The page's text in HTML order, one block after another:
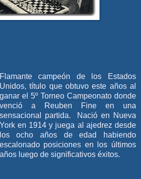
Flamante campeón de los Estados
Unidos, título que obtuvo este años al
ganar el 5º Torneo Campeonato donde
venció a Reuben Fine en una
sensacional partida. Nació en Nueva
York en 1914 y juega al ajedrez desde
los ocho años de edad habiendo
escalonado posiciones en los últimos
años luego de significativos éxitos.